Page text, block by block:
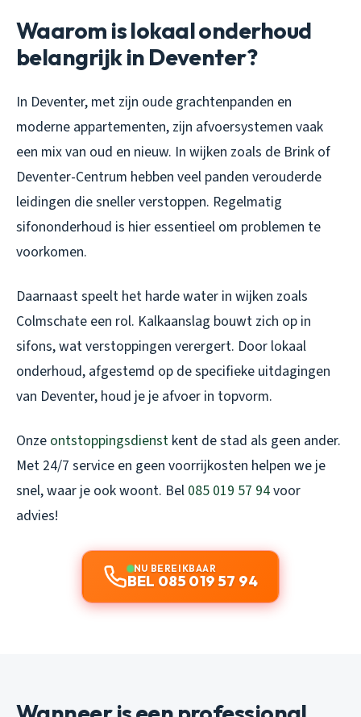
Waarom is lokaal onderhoud
belangrijk in Deventer?
In Deventer, met zijn oude grachtenpanden en
moderne appartementen, zijn afvoersystemen vaak
een mix van oud en nieuw. In wijken zoals de Brink of
Deventer-Centrum hebben veel panden verouderde
leidingen die sneller verstoppen. Regelmatig
sifononderhoud is hier essentieel om problemen te
voorkomen.
Daarnaast speelt het harde water in wijken zoals
Colmschate een rol. Kalkaanslag bouwt zich op in
sifons, wat verstoppingen verergert. Door lokaal
onderhoud, afgestemd op de specifieke uitdagingen
van Deventer, houd je je afvoer in topvorm.
Onze ontstoppingsdienst kent de stad als geen ander.
Met 24/7 service en geen voorrijkosten helpen we je
snel, waar je ook woont. Bel 085 019 57 94voor
advies!
NU BEREIKBAAR
BEL 085 019 57 94